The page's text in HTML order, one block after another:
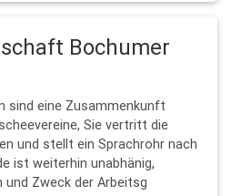
Bochumer
sind eine Zusammenkunft
Sie vertritt die
und stellt ein Sprachrohr nach
ist weiterhin unabhänig,
und Zweck der Arbeitsg